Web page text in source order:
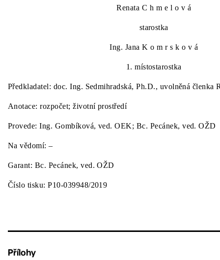
Renata C h m e l o v á
starostka
Ing. Jana K o m r s k o v á
1. místostarostka
Předkladatel: doc. Ing. Sedmihradská, Ph.D., uvolněná členka
Anotace: rozpočet; životní prostředí
Provede: Ing. Gombíková, ved. OEK; Bc. Pecánek, ved. OŽD
Na vědomí: –
Garant: Bc. Pecánek, ved. OŽD
Číslo tisku: P10-039948/2019
Přílohy